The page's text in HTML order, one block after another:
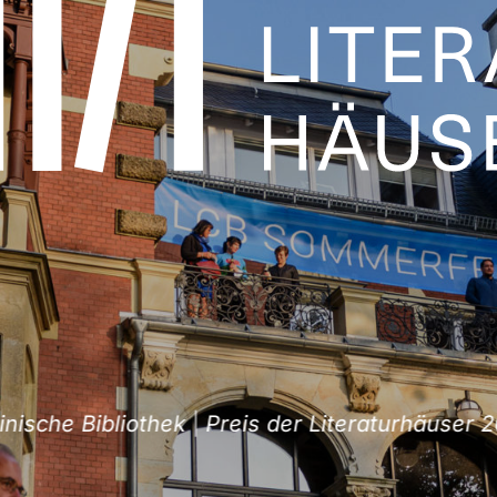
Bibliothek|Preis der Literaturhäuser